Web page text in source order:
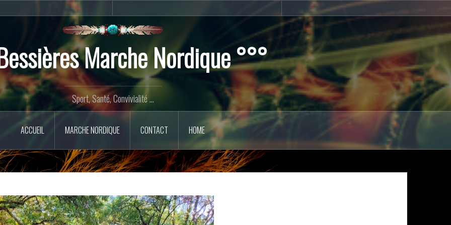
Nordique
Marche Nordique °°°
Sport, Santé, Convivialité ...
ACCUEIL MARCHE NORDIQUE CONTACT HOME